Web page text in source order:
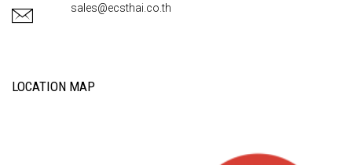
sales@ecsthai.co.th
LOCATION MAP